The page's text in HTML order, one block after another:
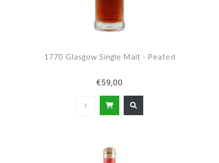
1770 Glasgow Single Malt - Peated
€59,00